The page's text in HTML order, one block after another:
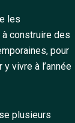
les
construire des
pour
vivre à l’année
plusieurs